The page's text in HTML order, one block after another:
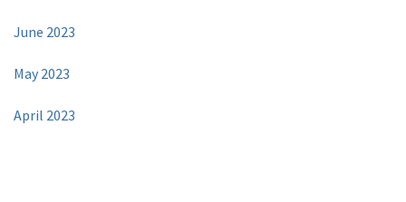
June 2023
May 2023
April 2023